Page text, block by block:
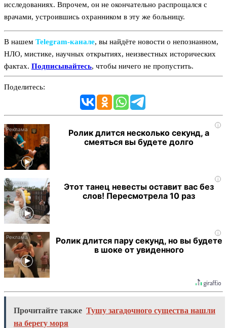
исследованиях. Впрочем, он не окончательно распрощался с
врачами, устроившись охранником в эту же больницу.
В нашем Telegram‑канале, вы найдёте новости о непознанном,
НЛО, мистике, научных открытиях, неизвестных исторических
фактах. Подписывайтесь, чтобы ничего не пропустить.
Поделитесь:
i
Ролик длится несколько секунд, а
смеяться вы будете долго
i
Этот танец невесты оставит вас без
слов! Пересмотрела 10 раз
i
Ролик длится пару секунд, но вы будете
в шоке от увиденного
Прочитайте также Тушу загадочного существа нашли
на берегу моря